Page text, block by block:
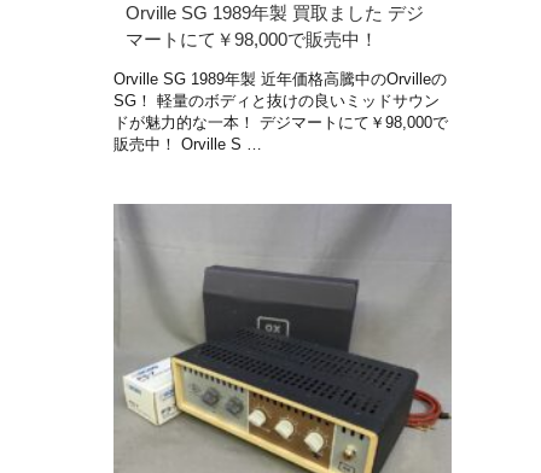
Orville SG 1989年製 買取ました デジ
マートにて￥98,000で販売中！
Orville SG 1989年製 近年価格高騰中のOrvilleの
SG！ 軽量のボディと抜けの良いミッドサウン
ドが魅力的な一本！ デジマートにて￥98,000で
販売中！ Orville S …